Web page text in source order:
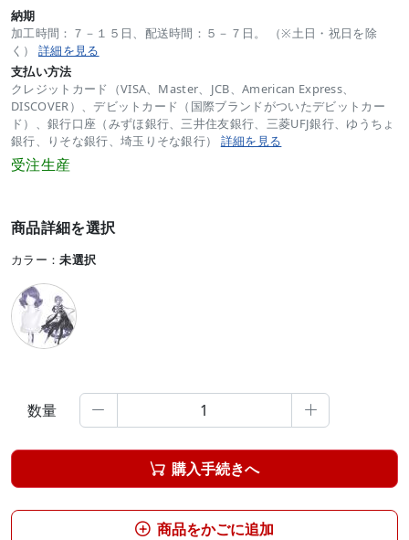
納期
加工時間：７－１５日、配送時間：５－７日。 （※土日・祝日を除
く） 詳細を見る
支払い方法
クレジットカード（VISA、Master、JCB、American Express、
DISCOVER）、デビットカード（国際ブランドがついたデビットカー
ド）、銀行口座（みずほ銀行、三井住友銀行、三菱UFJ銀行、ゆうちょ
銀行、りそな銀行、埼玉りそな銀行） 詳細を見る
受注生産
商品詳細を選択
カラー：未選択
数量  
 購入手続きへ
 商品をかごに追加